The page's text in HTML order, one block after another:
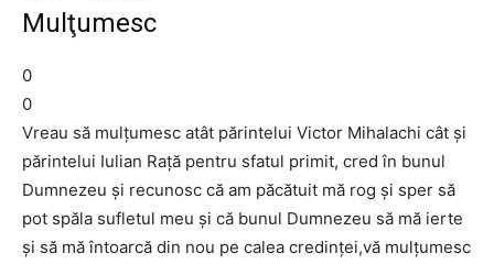
Mulţumesc
0
0
Vreau să mulțumesc atât părintelui Victor Mihalachi cât și
părintelui Iulian Rață pentru sfatul primit, cred în bunul
Dumnezeu și recunosc că am păcătuit mă rog și sper să
pot spăla sufletul meu și că bunul Dumnezeu să mă ierte
și să mă întoarcă din nou pe calea credinței,vă mulțumesc